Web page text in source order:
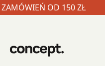
OD 150 ZŁ